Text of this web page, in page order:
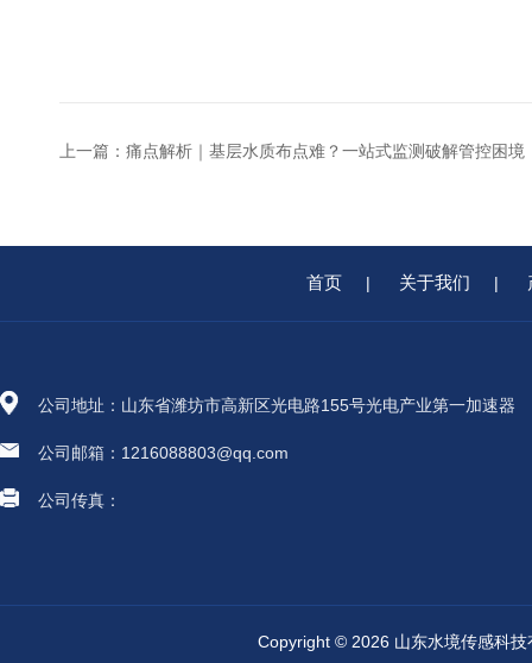
上一篇： 痛点解析｜基层水质布点难？一站式监测破解管控困境
首页 | 关于我们 |
公司地址：山东省潍坊市高新区光电路155号光电产业第一加速器
公司邮箱：1216088803@qq.com
公司传真：
Copyright © 2026 山东水境传感科